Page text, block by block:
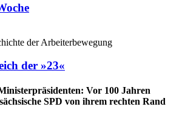
der Arbeiterbewegung
der »23«
Vor 100 Jahren
SPD von ihrem rechten Rand